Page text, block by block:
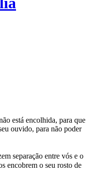
está encolhida, para que
ouvido, para não poder
separação entre vós e o
encobrem o seu rosto de